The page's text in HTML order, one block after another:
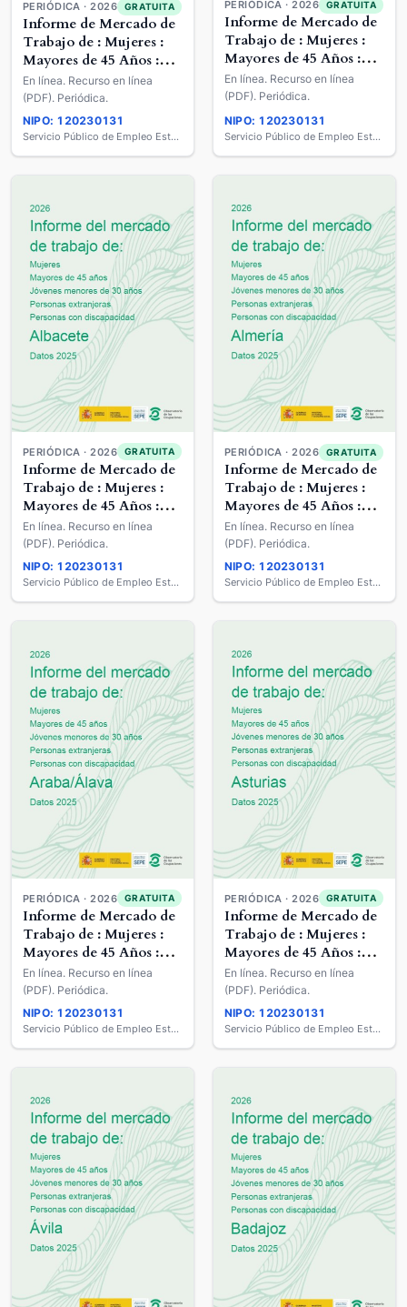
PERIÓDICA · 2026 GRATUITA
Informe de Mercado de
Trabajo de : Mujeres :
Mayores de 45 Años :
Jóvenes Menores de 30
años : Extranjeros :
Personas con
Discapacidad
En línea. Recurso en línea
(PDF). Periódica.
NIPO: 120230131
Servicio Público de Empleo Estatal
PERIÓDICA · 2026 GRATUITA
Informe de Mercado de
Trabajo de : Mujeres :
Mayores de 45 Años :
Jóvenes Menores de 30
años : Extranjeros :
Personas con
Discapacidad
En línea. Recurso en línea
(PDF). Periódica.
NIPO: 120230131
Servicio Público de Empleo Estatal
PERIÓDICA · 2026 GRATUITA
Informe de Mercado de
Trabajo de : Mujeres :
Mayores de 45 Años :
Jóvenes Menores de 30
años : Extranjeros :
Personas con
Discapacidad
En línea. Recurso en línea
(PDF). Periódica.
NIPO: 120230131
Servicio Público de Empleo Estatal
PERIÓDICA · 2026 GRATUITA
Informe de Mercado de
Trabajo de : Mujeres :
Mayores de 45 Años :
Jóvenes Menores de 30
años : Extranjeros :
Personas con
Discapacidad
En línea. Recurso en línea
(PDF). Periódica.
NIPO: 120230131
Servicio Público de Empleo Estatal
PERIÓDICA · 2026 GRATUITA
Informe de Mercado de
Trabajo de : Mujeres :
Mayores de 45 Años :
Jóvenes Menores de 30
años : Extranjeros :
Personas con
Discapacidad
En línea. Recurso en línea
(PDF). Periódica.
NIPO: 120230131
Servicio Público de Empleo Estatal
PERIÓDICA · 2026 GRATUITA
Informe de Mercado de
Trabajo de : Mujeres :
Mayores de 45 Años :
Jóvenes Menores de 30
años : Extranjeros :
Personas con
Discapacidad
En línea. Recurso en línea
(PDF). Periódica.
NIPO: 120230131
Servicio Público de Empleo Estatal